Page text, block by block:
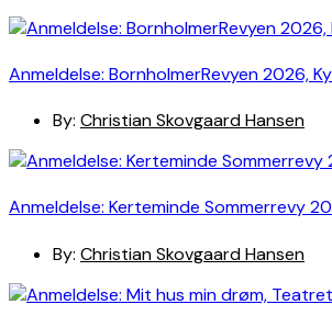
Anmeldelse: BornholmerRevyen 2026,
By: Christian Skovgaard Hansen
Anmeldelse: Kerteminde Sommerrevy
By: Christian Skovgaard Hansen